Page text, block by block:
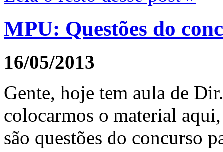
MPU: Questões do
16/05/2013
Gente, hoje tem aula de
colocarmos o material
são questões do concurso